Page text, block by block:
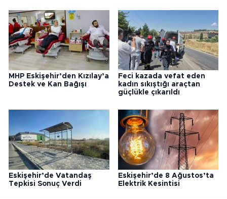
MHP Eskişehir’den Kızılay’a
Destek ve Kan Bağışı
Feci kazada vefat eden
kadın sıkıştığı araçtan
güçlükle çıkarıldı
Eskişehir’de Vatandaş
Tepkisi Sonuç Verdi
Eskişehir’de 8 Ağustos’ta
Elektrik Kesintisi